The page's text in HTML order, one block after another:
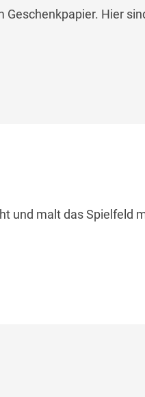
Hier
und malt das Spielfeld